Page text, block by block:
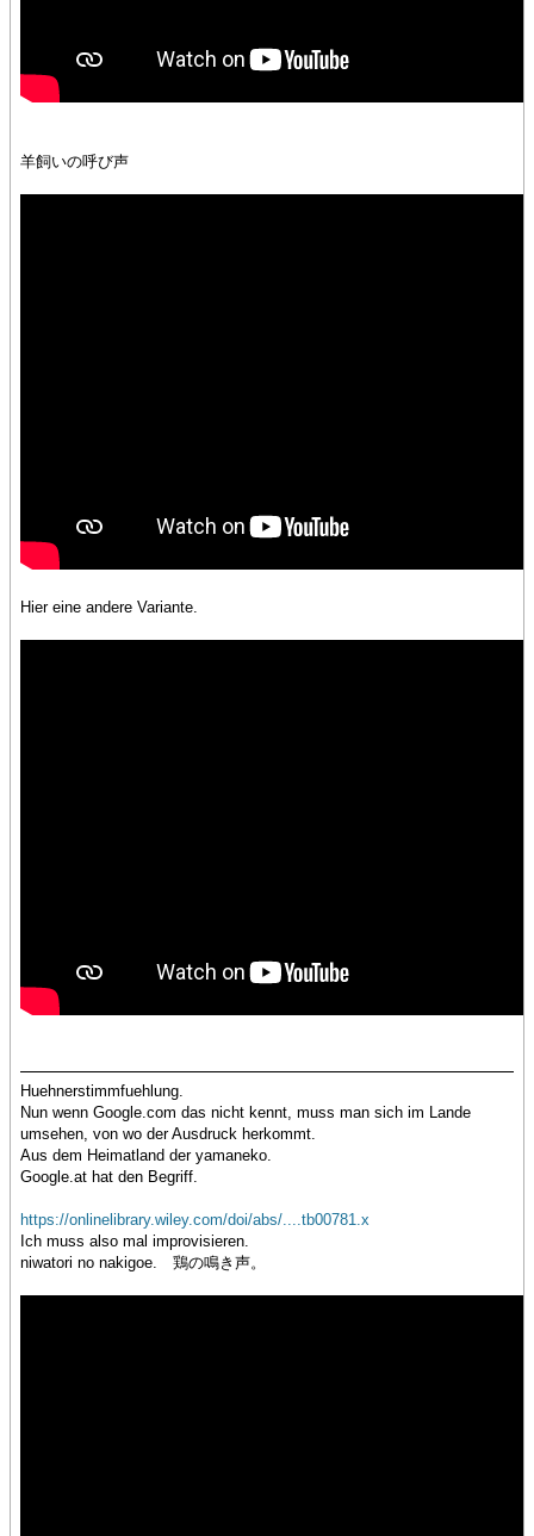
羊飼いの呼び声
Hier eine andere Variante.
Huehnerstimmfuehlung.
Nun wenn Google.com das nicht kennt, muss man sich im Lande
umsehen, von wo der Ausdruck herkommt.
Aus dem Heimatland der yamaneko.
Google.at hat den Begriff.
https://onlinelibrary.wiley.com/doi/abs/....tb00781.x
Ich muss also mal improvisieren.
niwatori no nakigoe. 鶏の鳴き声。